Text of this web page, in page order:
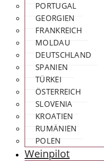
PORTUGAL
GEORGIEN
FRANKREICH
MOLDAU
DEUTSCHLAND
SPANIEN
TÜRKEI
ÖSTERREICH
SLOVENIA
KROATIEN
RUMÄNIEN
POLEN
Weinpilot